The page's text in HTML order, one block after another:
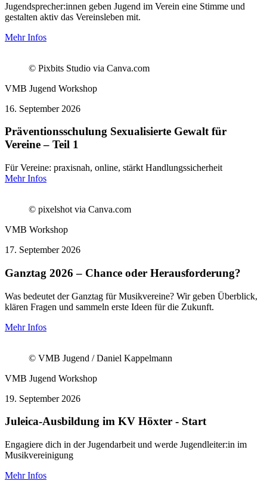
Jugendsprecher:innen geben Jugend im Verein eine Stimme und
gestalten aktiv das Vereinsleben mit.
Mehr Infos
© Pixbits Studio via Canva.com
VMB Jugend Workshop
16. September 2026
Präventionsschulung Sexualisierte Gewalt für
Vereine – Teil 1
Für Vereine: praxisnah, online, stärkt Handlungssicherheit
Mehr Infos
© pixelshot via Canva.com
VMB Workshop
17. September 2026
Ganztag 2026 – Chance oder Herausforderung?
Was bedeutet der Ganztag für Musikvereine? Wir geben Überblick,
klären Fragen und sammeln erste Ideen für die Zukunft.
Mehr Infos
© VMB Jugend / Daniel Kappelmann
VMB Jugend Workshop
19. September 2026
Juleica-Ausbildung im KV Höxter - Start
Engagiere dich in der Jugendarbeit und werde Jugendleiter:in im
Musikvereinigung
Mehr Infos